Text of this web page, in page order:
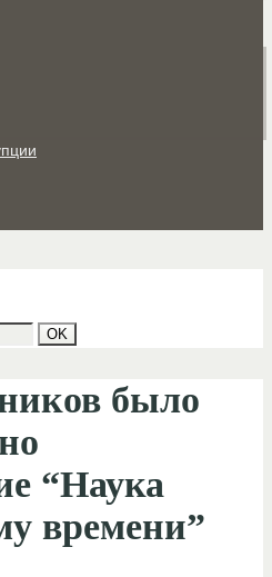
было
“Наука
времени”